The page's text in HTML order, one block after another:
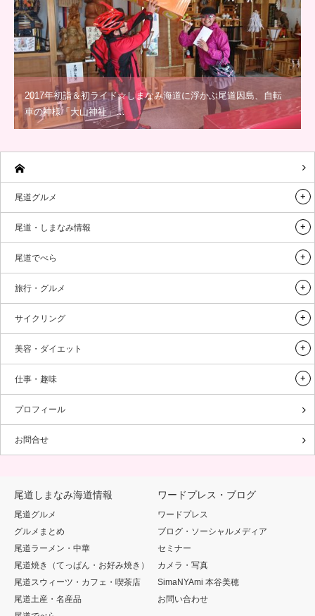
2017年初詣＆初ライド☆しまなみ海道に浮かぶ尾道因島、自転
車の神様「大山神社」…
尾道グルメ
尾道・しまなみ情報
尾道でべら
旅行・グルメ
サイクリング
美容・ダイエット
仕事・趣味
プロフィール
お問合せ
尾道しまなみ海道情報
尾道グルメ
グルメまとめ
尾道ラーメン・中華
尾道焼き（てっぱん・お好み焼き）
尾道スウィーツ・カフェ・喫茶店
尾道土産・名産品
ワードプレス・ブログ
ワードプレス
ブログ・ソーシャルメディア
セミナー
カメラ・写真
SimaNYAmi 本谷美穂
お問い合わせ